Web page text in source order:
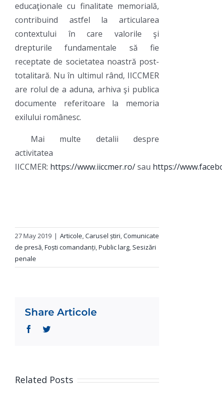
educaţionale cu finalitate memorială,
contribuind astfel la articularea
contextului în care valorile şi
drepturile fundamentale să fie
receptate de societatea noastră post-
totalitară. Nu în ultimul rând, IICCMER
are rolul de a aduna, arhiva şi publica
documente referitoare la memoria
exilului românesc.
Mai multe detalii despre
activitatea
IICCMER: https://www.iiccmer.ro/sau https://
27 May 2019 | Articole,Carusel știri,Comunicate
de presă,Foști comandanți,Public larg, Sesizări
penale
Share Articole
FacebookTwitter
Related Posts